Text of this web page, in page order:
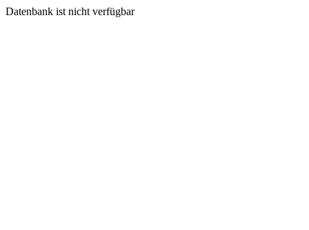
Datenbank ist nicht verfügbar